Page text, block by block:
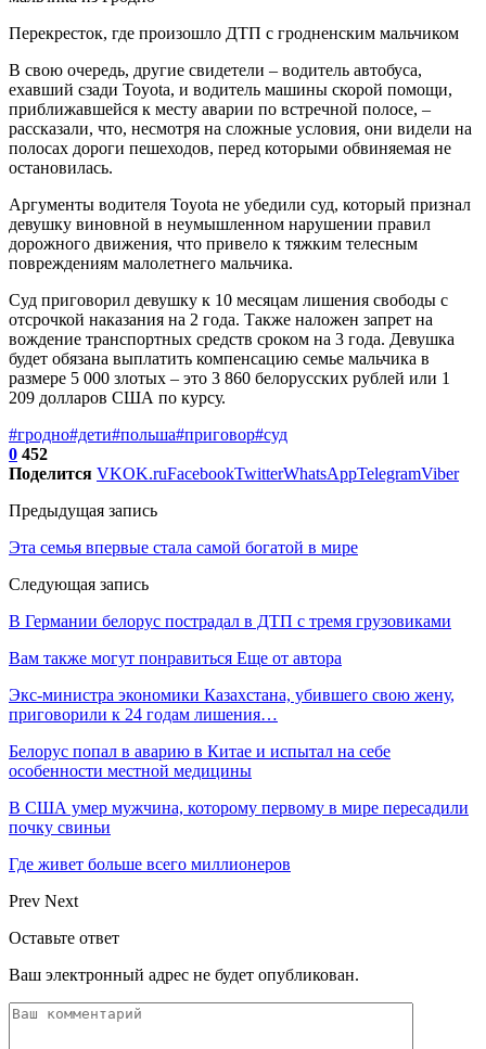
Перекресток, где произошло ДТП с гродненским мальчиком
В свою очередь, другие свидетели – водитель автобуса,
ехавший сзади Toyota, и водитель машины скорой помощи,
приближавшейся к месту аварии по встречной полосе, –
рассказали, что, несмотря на сложные условия, они видели на
полосах дороги пешеходов, перед которыми обвиняемая не
остановилась.
Аргументы водителя Toyota не убедили суд, который признал
девушку виновной в неумышленном нарушении правил
дорожного движения, что привело к тяжким телесным
повреждениям малолетнего мальчика.
Суд приговорил девушку к 10 месяцам лишения свободы с
отсрочкой наказания на 2 года. Также наложен запрет на
вождение транспортных средств сроком на 3 года. Девушка
будет обязана выплатить компенсацию семье мальчика в
размере 5 000 злотых – это 3 860 белорусских рублей или 1
209 долларов США по курсу.
#гродно#дети#польша#приговор#суд
0 452
Поделится VKOK.ruFacebookTwitterWhatsAppTelegramViber
Предыдущая запись
Эта семья впервые стала самой богатой в мире
Следующая запись
В Германии белорус пострадал в ДТП с тремя грузовиками
Вам также могут понравиться Еще от автора
Экс-министра экономики Казахстана, убившего свою жену,
приговорили к 24 годам лишения…
Белорус попал в аварию в Китае и испытал на себе
особенности местной медицины
В США умер мужчина, которому первому в мире пересадили
почку свиньи
Где живет больше всего миллионеров
Prev Next
Оставьте ответ
Ваш электронный адрес не будет опубликован.